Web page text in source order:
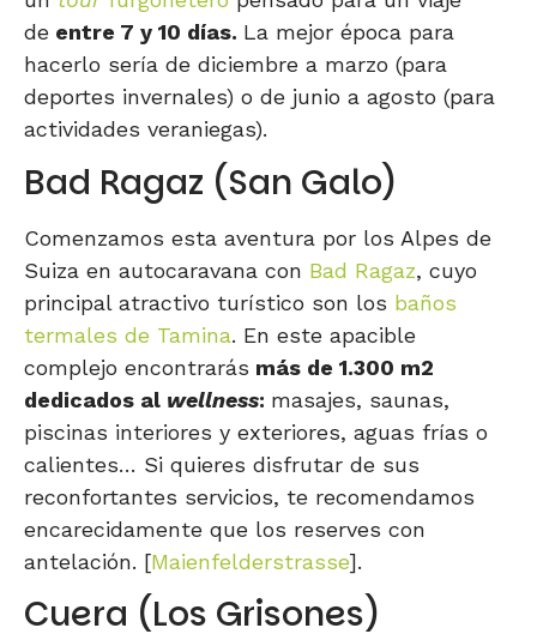
de entre 7 y 10 días. La mejor época para
hacerlo sería de diciembre a marzo (para
deportes invernales) o de junio a agosto (para
actividades veraniegas).
Bad Ragaz (San Galo)
Comenzamos esta aventura por los Alpes de
Suiza en autocaravana con Bad Ragaz, cuyo
principal atractivo turístico son los baños
termales de Tamina. En este apacible
complejo encontrarás más de 1.300 m2
dedicados al wellness: masajes, saunas,
piscinas interiores y exteriores, aguas frías o
calientes… Si quieres disfrutar de sus
reconfortantes servicios, te recomendamos
encarecidamente que los reserves con
antelación. [Maienfelderstrasse].
Cuera (Los Grisones)